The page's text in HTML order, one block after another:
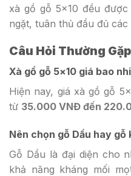
xà gồ gỗ 5×10 đều
ngặt, tuân thủ đầu đủ
Câu Hỏi Thường
Xà gồ gỗ 5×10 giá bao
Hiện nay, giá xà gồ gỗ
từ 35.000 VNĐ đến
Nên chọn gỗ Dầu hay gỗ
Gỗ Dầu là đại diện cho
khả năng kháng mối